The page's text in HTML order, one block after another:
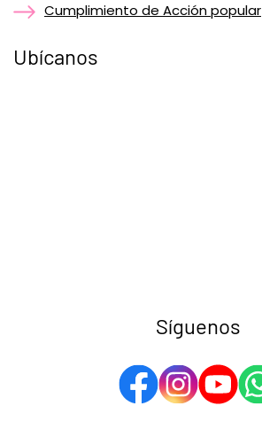
Cumplimiento de Acción popular
Ubícanos
Síguenos